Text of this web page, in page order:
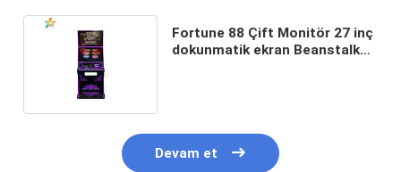
Fortune 88 Çift Monitör 27 inç
dokunmatik ekran BeanstaIks
Devam et